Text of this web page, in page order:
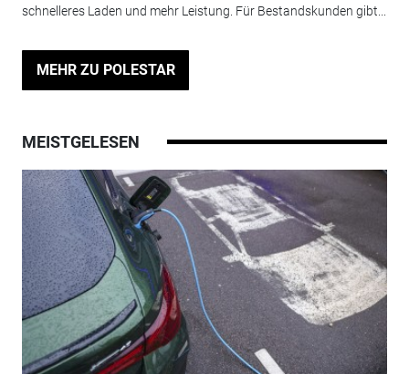
schnelleres Laden und mehr Leistung. Für Bestandskunden gibt...
MEHR ZU POLESTAR
MEISTGELESEN